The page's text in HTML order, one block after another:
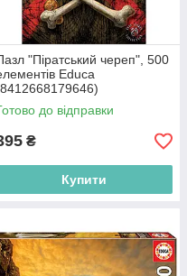
"Піратський череп", 500
Educa
до відправки
₴
Купити